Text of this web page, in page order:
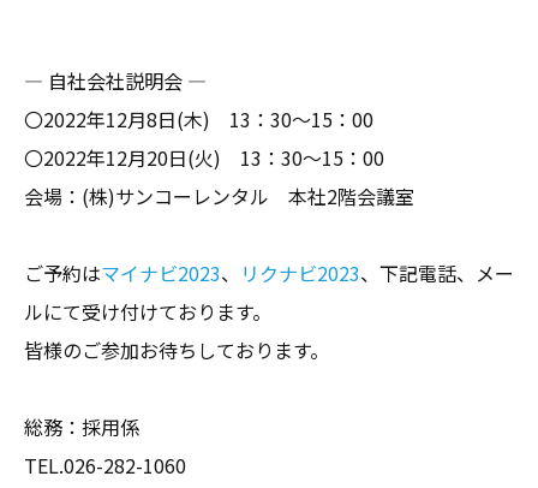
― 自社会社説明会 ―
〇2022年12月8日(木) 13：30～15：00
〇2022年12月20日(火) 13：30～15：00
会場：(株)サンコーレンタル 本社2階会議室
ご予約はマイナビ2023、 リクナビ2023、下記電話、メー
ルにて受け付けております。
皆様のご参加お待ちしております。
総務：採用係
TEL.026-282-1060